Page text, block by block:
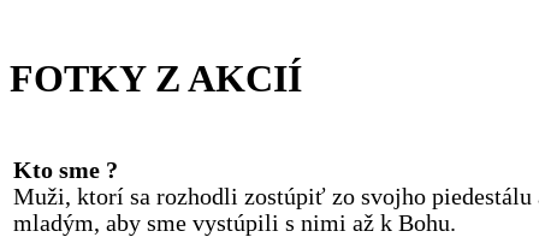
FOTKY Z AKCIÍ
Kto sme ?
Muži, ktorí sa rozhodli zostúpiť zo svojho piedestálu
mladým, aby sme vystúpili s nimi až k Bohu.